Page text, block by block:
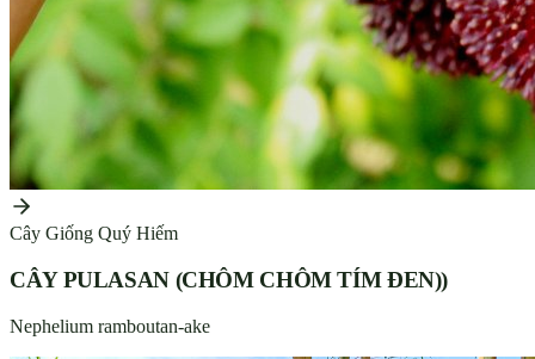
Cây Giống Quý Hiếm
CÂY PULASAN (CHÔM CHÔM TÍM ĐEN))
Nephelium ramboutan-ake